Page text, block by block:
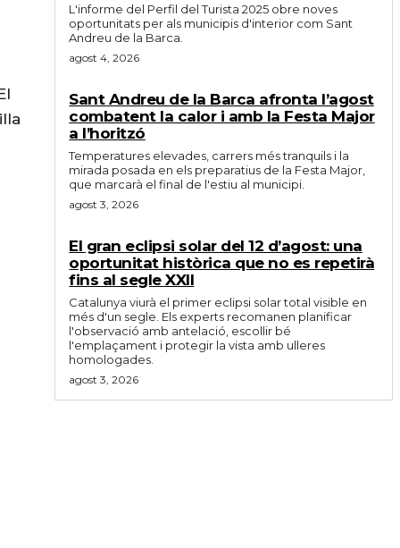
L'informe del Perfil del Turista 2025 obre noves
oportunitats per als municipis d'interior com Sant
Andreu de la Barca.
agost 4, 2026
Sant Andreu de la Barca afronta l’agost
combatent la calor i amb la Festa Major
a l’horitzó
Temperatures elevades, carrers més tranquils i la
mirada posada en els preparatius de la Festa Major,
que marcarà el final de l'estiu al municipi.
agost 3, 2026
El gran eclipsi solar del 12 d’agost: una
oportunitat històrica que no es repetirà
fins al segle XXII
Catalunya viurà el primer eclipsi solar total visible en
més d'un segle. Els experts recomanen planificar
l'observació amb antelació, escollir bé
l'emplaçament i protegir la vista amb ulleres
homologades.
agost 3, 2026